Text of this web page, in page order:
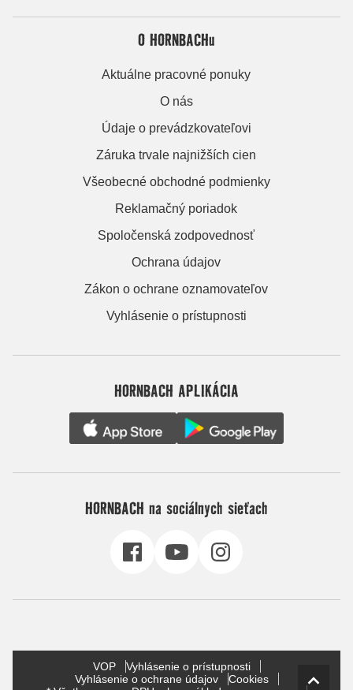
O HORNBACHu
Aktuálne pracovné ponuky
O nás
Údaje o prevádzkovateľovi
Záruka trvale najnižších cien
Všeobecné obchodné podmienky
Reklamačný poriadok
Spoločenská zodpovednosť
Ochrana údajov
Zákon o ochrane oznamovateľov
Vyhlásenie o prístupnosti
HORNBACH APLIKÁCIA
HORNBACH na sociálnych sieťach
VOP
Vyhlásenie o prístupnosti
Vyhlásenie o ochrane údajov
Cookies